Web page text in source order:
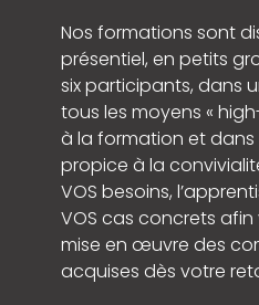
Nos formations sont
présentiel, en petits
six participants, dans
tous les moyens «
à la formation et dans
propice à la
VOS besoins,
VOS cas concrets
mise en œuvre des
acquises dès votre